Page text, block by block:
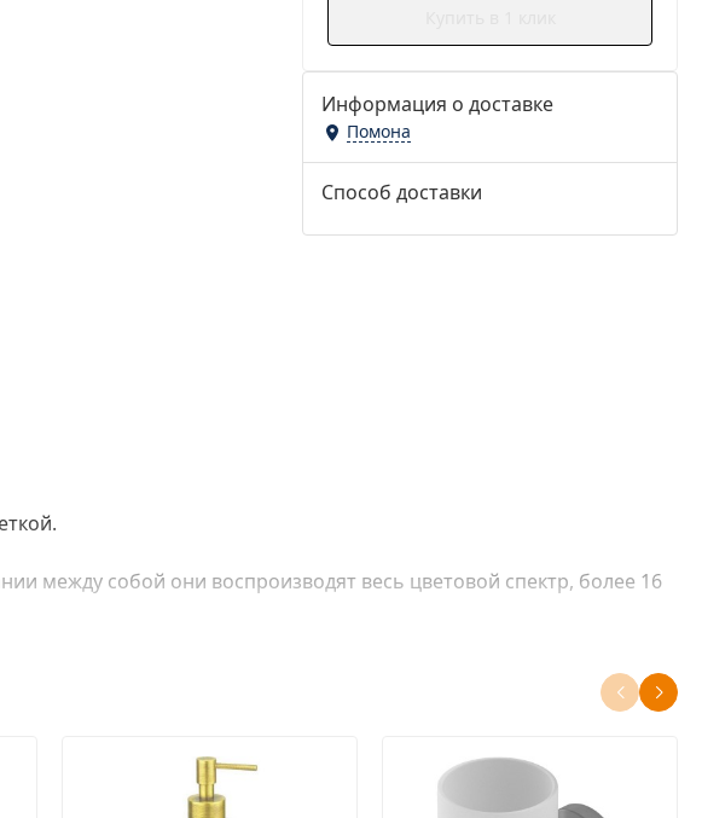
Информация о доставке
Помона
Способ доставки
между собой они воспроизводят весь цветовой спектр, более 16
можете изменять по желанию.